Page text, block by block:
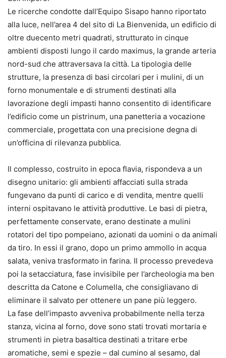
Le ricerche condotte dall’Equipo Sisapo hanno riportato
alla luce, nell’area 4 del sito di La Bienvenida, un edificio di
oltre duecento metri quadrati, strutturato in cinque
ambienti disposti lungo il cardo maximus, la grande arteria
nord-sud che attraversava la città. La tipologia delle
strutture, la presenza di basi circolari per i mulini, di un
forno monumentale e di strumenti destinati alla
lavorazione degli impasti hanno consentito di identificare
l’edificio come un pistrinum, una panetteria a vocazione
commerciale, progettata con una precisione degna di
un’officina di rilevanza pubblica.
Il complesso, costruito in epoca flavia, rispondeva a un
disegno unitario: gli ambienti affacciati sulla strada
fungevano da punti di carico e di vendita, mentre quelli
interni ospitavano le attività produttive. Le basi di pietra,
perfettamente conservate, erano destinate a mulini
rotatori del tipo pompeiano, azionati da uomini o da animali
da tiro. In essi il grano, dopo un primo ammollo in acqua
salata, veniva trasformato in farina. Il processo prevedeva
poi la setacciatura, fase invisibile per l’archeologia ma ben
descritta da Catone e Columella, che consigliavano di
eliminare il salvato per ottenere un pane più leggero.
La fase dell’impasto avveniva probabilmente nella terza
stanza, vicina al forno, dove sono stati trovati mortaria e
strumenti in pietra basaltica destinati a tritare erbe
aromatiche, semi e spezie – dal cumino al sesamo, dal